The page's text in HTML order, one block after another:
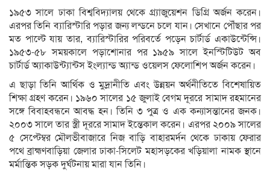
১৯৫৩ সালে ঢাকা বিশ্ববিদ্যালয় থেকে গ্র্যাজুয়েশন ডিগ্রি অর্জন করেন।
এরপর তিনি ব্যারিস্টারি পড়ার জন্য লন্ডনে চলে যান। সেখানে পৌঁছার পর
মত পাল্টে যায় তার, ব্যারিস্টারির পরিবর্তে পড়েন চার্টার্ড একাউন্টেন্সি।
১৯৫৩-৫৮ সময়কালে পড়াশোনার পর ১৯৫৯ সালে ইনস্টিটিউট অব
চার্টার্ড অ্যাকাউন্ট্যান্টস ইংল্যান্ড অ্যান্ড ওয়েলস ফেলোশিপ অর্জন করেন।
এ ছাড়া তিনি আর্থিক ও মুদ্রানীতি এবং উন্নয়ন অর্থনীতিতে বিশেষায়িত
শিক্ষা গ্রহণ করেন। ১৯৬০ সালের ১৫ জুলাই বেগম দূররে সামাদ রহমানের
সঙ্গে বিবাহবন্ধনে আবদ্ধ হন। তিনি ৩ পুত্র ও এক কন্যাসন্তানের জনক।
২০০৩ সালে তার স্ত্রী দূররে সামাদ ইন্তেকাল করেন। এরপর ২০০৯ সালের
৫ সেপ্টেম্বর মৌলভীবাজারে নিজ বাড়ি বাহারমর্দন থেকে ঢাকায় ফেরার
পথে ব্রাহ্মণবাড়িয়া জেলার ঢাকা-সিলেট মহাসড়কের খড়িয়ালা নামক স্থানে
মর্মান্তিক সড়ক দুর্ঘটনায় মারা যান তিনি।